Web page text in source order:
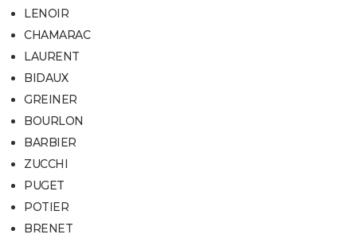
LENOIR
CHAMARAC
LAURENT
BIDAUX
GREINER
BOURLON
BARBIER
ZUCCHI
PUGET
POTIER
BRENET